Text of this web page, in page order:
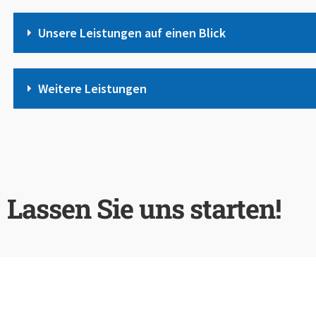
Unsere Leistungen auf einen Blick
Weitere Leistungen
Lassen Sie uns starten!